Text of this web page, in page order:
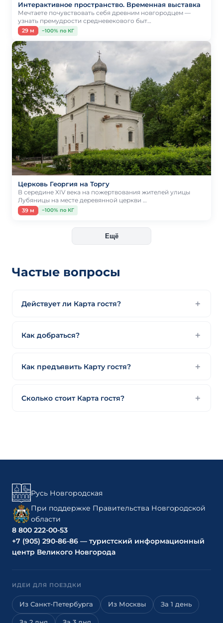
Интерактивное пространство. Временная выставка
Мечтаете почувствовать себя древним новгородцем —
узнать премудрости средневекового быт…
29 м −100% по КГ
Церковь Георгия на Торгу
В середине XIV века на пожертвования жителей улицы
Лубяницы на месте деревянной церкви …
39 м −100% по КГ
Ещё
Частые вопросы
Действует ли Карта гостя?
Как добраться?
Как предъявить Карту гостя?
Сколько стоит Карта гостя?
Русь Новгородская
При поддержке Правительства Новгородской
области
8 800 222-00-53
+7 (905) 290-86-86 — туристский информационный
центр Великого Новгорода
ИДЕИ ДЛЯ ПОЕЗДКИ
Из Санкт-Петербурга Из Москвы За 1 день